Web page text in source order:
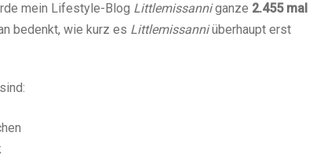
mein Lifestyle-Blog Littlemissanniganze 2.455 mal
bedenkt, wie kurz es Littlemissanniüberhaupt erst